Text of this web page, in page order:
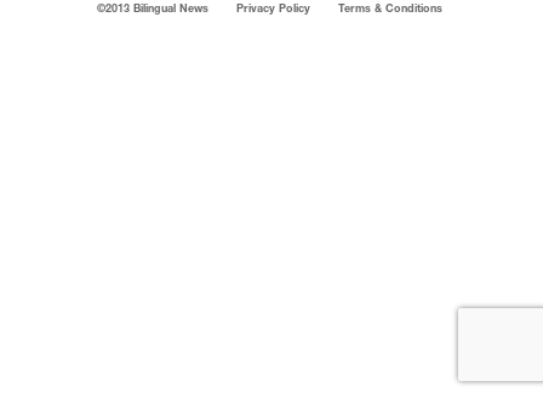
©2013 Bilingual News Privacy Policy Terms & Conditions